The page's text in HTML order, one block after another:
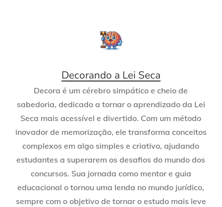
Decorando a Lei Seca
Decora é um cérebro simpático e cheio de
sabedoria, dedicado a tornar o aprendizado da Lei
Seca mais acessível e divertido. Com um método
inovador de memorização, ele transforma conceitos
complexos em algo simples e criativo, ajudando
estudantes a superarem os desafios do mundo dos
concursos. Sua jornada como mentor e guia
educacional o tornou uma lenda no mundo jurídico,
sempre com o objetivo de tornar o estudo mais leve